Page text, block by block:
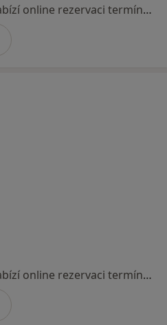
Tento specialista nenabízí online rezervaci termínu na této adrese.
Tento specialista nenabízí online rezervaci termínu na této adrese.